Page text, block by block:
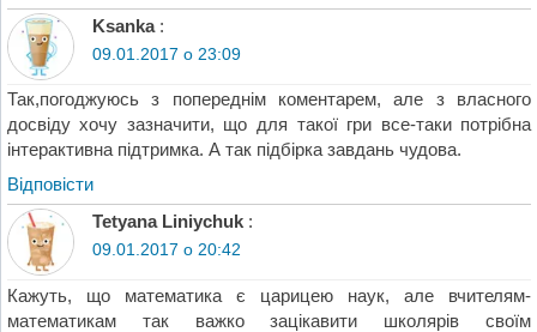
Ksanka :
09.01.2017 о 23:09
Так,погоджуюсь з попереднім коментарем, але з власного
досвіду хочу зазначити, що для такої гри все-таки потрібна
інтерактивна підтримка. А так підбірка завдань чудова.
Відповіcти
Tetyana Liniychuk :
09.01.2017 о 20:42
Кажуть, що математика є царицею наук, але вчителям-
математикам так важко зацікавити школярів своїм